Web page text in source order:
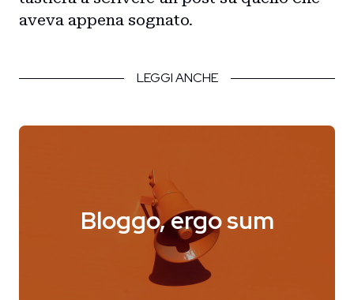
aveva appena sognato.
LEGGI ANCHE
Bloggo, ergo sum